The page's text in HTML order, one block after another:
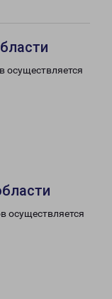
осуществляется
осуществляется